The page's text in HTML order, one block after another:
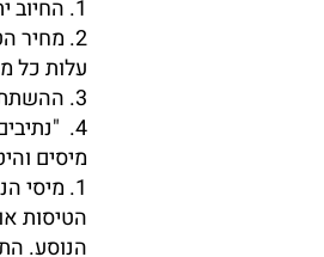
1. החיוב יתבצע בפועל מיד לאחר קבלת אישור סופי להזמנה.
2. מחיר
עלות כל
3. ההשתתפות בטיול מותנית בכך שהמארגן קיבל מהנוסע את מלוא התשלום עבור השירותים שהוזמנו.
4. "נתיבים לצדיק" תהיה רשאית לבטל הרשמת נוסע במידה ולא שולמה לו מלוא התמורה כמפורט לעיל.
מיסים
1. מיסי
הטיסות
הנוסע.